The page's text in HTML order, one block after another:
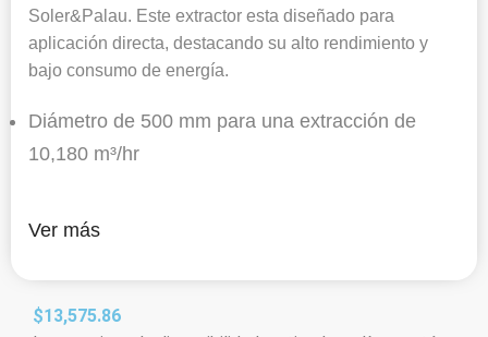
Soler&Palau. Este extractor esta diseñado para
aplicación directa, destacando su alto rendimiento y
bajo consumo de energía.
Diámetro de 500 mm para una extracción de
10,180 m³/hr
Ver más
$13,575.86